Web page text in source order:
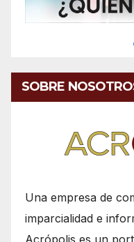
SOBRE
Una empresa de
imparcialidad e
Acrópolis es un